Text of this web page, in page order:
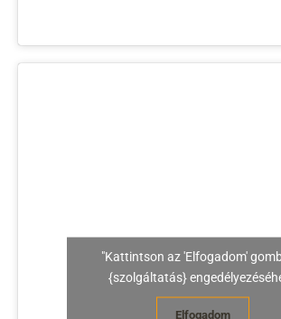
"Kattintson az 'Elfogadom'
{szolgáltatás}
Elfogadom